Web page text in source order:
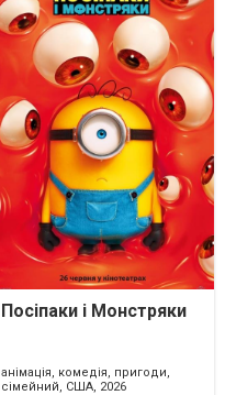
Посіпаки і Монстряки
анімація, комедія, пригоди,
сімейний, США, 2026